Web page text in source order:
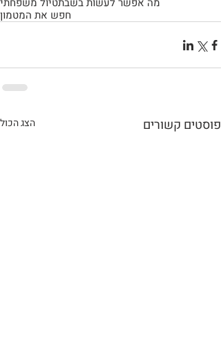
חפש את המטמון
פוסטים קשורים הצג הכול